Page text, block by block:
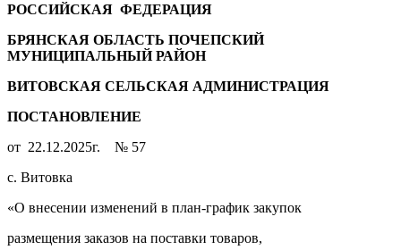
РОССИЙСКАЯ ФЕДЕРАЦИЯ
БРЯНСКАЯ ОБЛАСТЬ ПОЧЕПСКИЙ
МУНИЦИПАЛЬНЫЙ РАЙОН
ВИТОВСКАЯ СЕЛЬСКАЯ АДМИНИСТРАЦИЯ
ПОСТАНОВЛЕНИЕ
от 22.12.2025г. № 57
с. Витовка
«О внесении изменений в план-график закупок
размещения заказов на поставки товаров,